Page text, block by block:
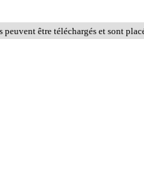
peuvent être téléchargés et sont